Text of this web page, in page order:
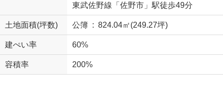
東武佐野線「佐野市」駅徒歩49分
土地面積(坪数) 公簿 : 824.04㎡(249.27坪)
建ぺい率 60%
容積率 200%